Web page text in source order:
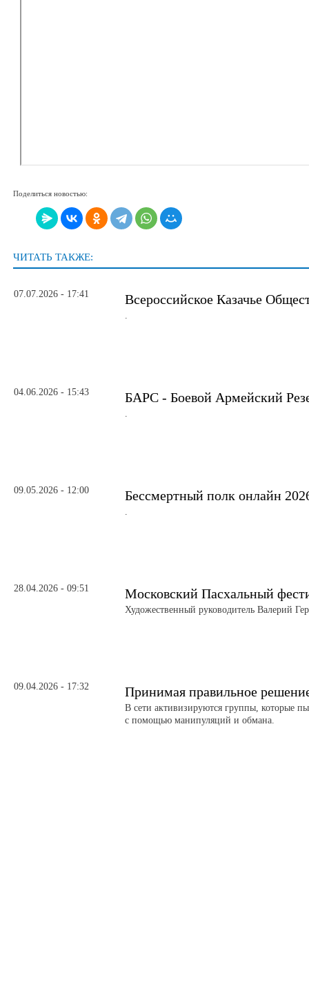
Поделиться новостью:
ЧИТАТЬ ТАКЖЕ:
07.07.2026 - 17:41 Всероссийское Казачье
.
04.06.2026 - 15:43 БАРС - Боевой Армейский
.
09.05.2026 - 12:00 Бессмертный полк онлайн
.
28.04.2026 - 09:51 Московский Пасхальный
Художественный руководитель Валерий
09.04.2026 - 17:32 Принимая правильное
В сети активизируются группы, которые
с помощью манипуляций и обмана.